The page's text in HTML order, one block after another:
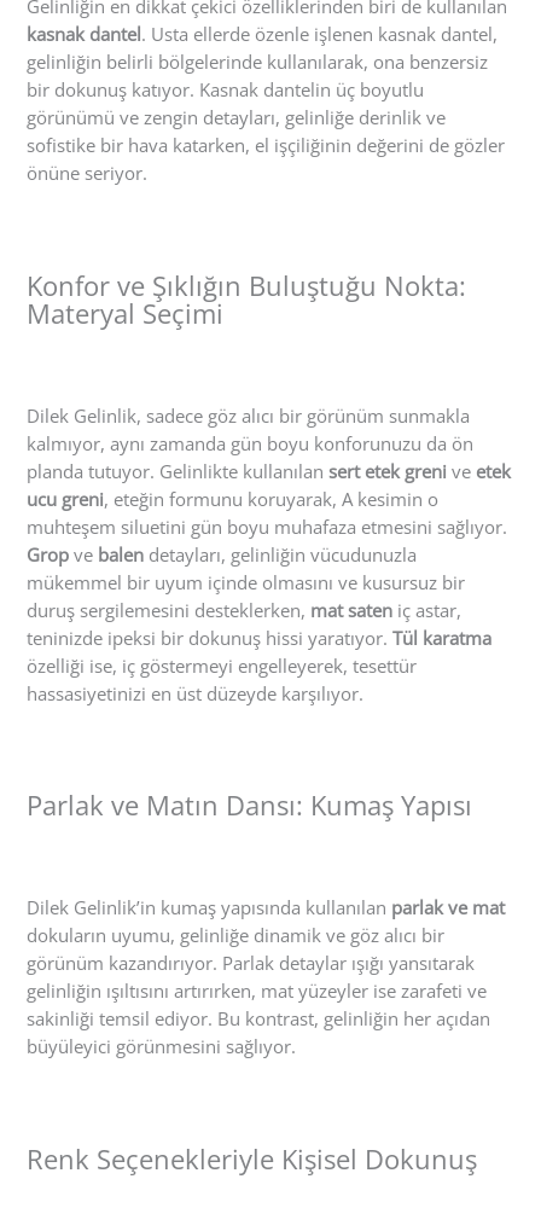
Gelinliğin en dikkat çekici özelliklerinden biri de kullanılan
kasnak dantel. Usta ellerde özenle işlenen kasnak dantel,
gelinliğin belirli bölgelerinde kullanılarak, ona benzersiz
bir dokunuş katıyor. Kasnak dantelin üç boyutlu
görünümü ve zengin detayları, gelinliğe derinlik ve
sofistike bir hava katarken, el işçiliğinin değerini de gözler
önüne seriyor.
Konfor ve Şıklığın Buluştuğu Nokta:
Materyal Seçimi
Dilek Gelinlik, sadece göz alıcı bir görünüm sunmakla
kalmıyor, aynı zamanda gün boyu konforunuzu da ön
planda tutuyor. Gelinlikte kullanılansert etek greni ve etek
ucu greni, eteğin formunu koruyarak, A kesimin o
muhteşem siluetini gün boyu muhafaza etmesini sağlıyor.
Grop ve balen detayları, gelinliğin vücudunuzla
mükemmel bir uyum içinde olmasını ve kusursuz bir
duruş sergilemesini desteklerken, mat saten iç astar,
teninizde ipeksi bir dokunuş hissi yaratıyor.Tül karatma
özelliği ise, iç göstermeyi engelleyerek, tesettür
hassasiyetinizi en üst düzeyde karşılıyor.
Parlak ve Matın Dansı: Kumaş Yapısı
Dilek Gelinlik’in kumaş yapısında kullanılan parlak ve mat
dokuların uyumu, gelinliğe dinamik ve göz alıcı bir
görünüm kazandırıyor. Parlak detaylar ışığı yansıtarak
gelinliğin ışıltısını artırırken, mat yüzeyler ise zarafeti ve
sakinliği temsil ediyor. Bu kontrast, gelinliğin her açıdan
büyüleyici görünmesini sağlıyor.
Renk Seçenekleriyle Kişisel Dokunuş